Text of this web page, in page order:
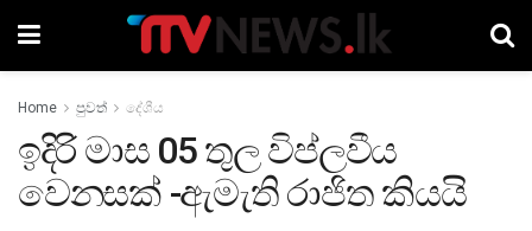
Home පුවත් දේශීය
ඉදිරි මාස 05 තුල විප්ලවීය
වෙනසක් -ඇමැති රාජිත කියයි